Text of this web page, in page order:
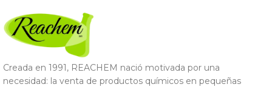
Creada en 1991, REACHEM nació motivada por una
necesidad: la venta de productos químicos en pequeñas